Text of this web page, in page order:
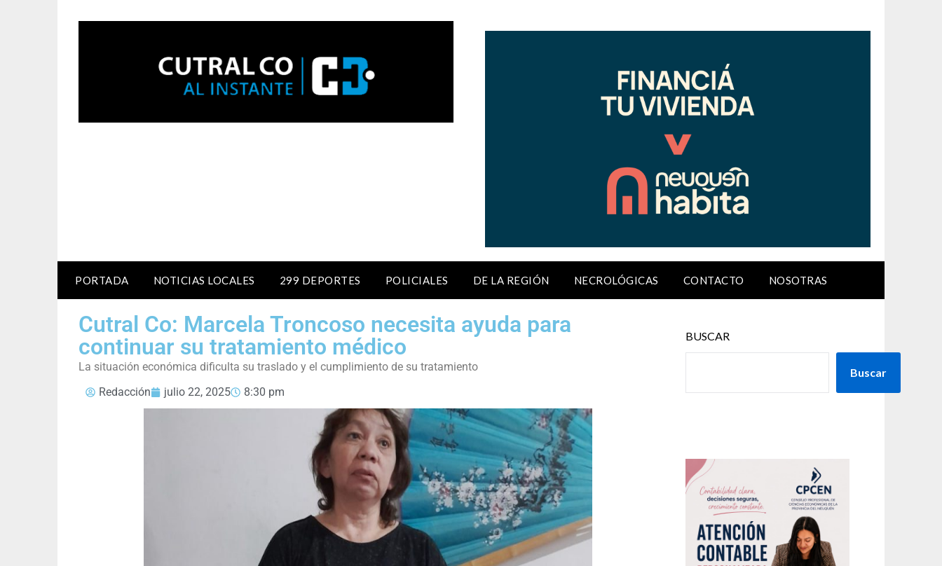
PORTADA NOTICIAS LOCALES 299 DEPORTES POLICIALES DE LA REGIÓN NECROLÓGICAS CONTACTO NOSOTRAS
Cutral Co: Marcela Troncoso necesita ayuda para
continuar su tratamiento médico
La situación económica dificulta su traslado y el cumplimiento de su tratamiento
Redacción
julio 22, 2025 8:30 pm
BUSCAR
Buscar